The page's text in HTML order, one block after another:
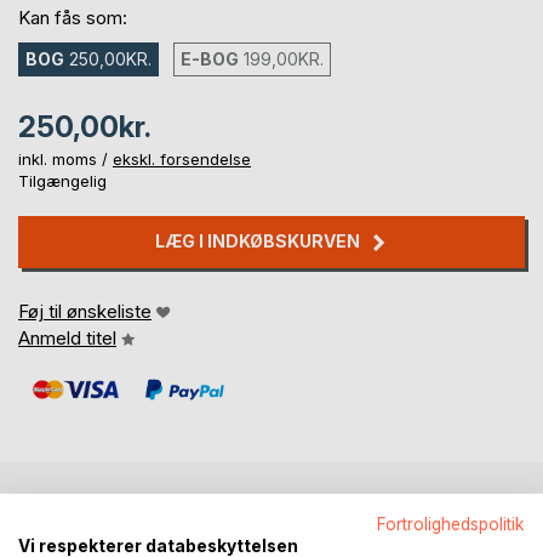
Kan fås som:
BOG 250,00KR. E-BOG 199,00KR.
250,00kr.
inkl. moms / ekskl. forsendelse
Tilgængelig
LÆG I INDKØBSKURVEN
Føj til ønskeliste
Anmeld titel
Fortrolighedspolitik
Vi respekterer databeskyttelsen